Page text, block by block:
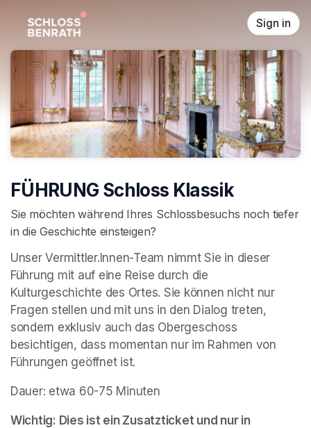
Sign in
FÜHRUNG Schloss Klassik
Sie möchten während Ihres Schlossbesuchs noch tiefer
in die Geschichte einsteigen?
Unser Vermittler.Innen-Team nimmt Sie in dieser
Führung mit auf eine Reise durch die
Kulturgeschichte des Ortes. Sie können nicht nur
Fragen stellen und mit uns in den Dialog treten,
sondern exklusiv auch das Obergeschoss
besichtigen, dass momentan nur im Rahmen von
Führungen geöffnet ist.
Dauer: etwa 60-75 Minuten
Wichtig: Dies ist ein Zusatzticket und nur in